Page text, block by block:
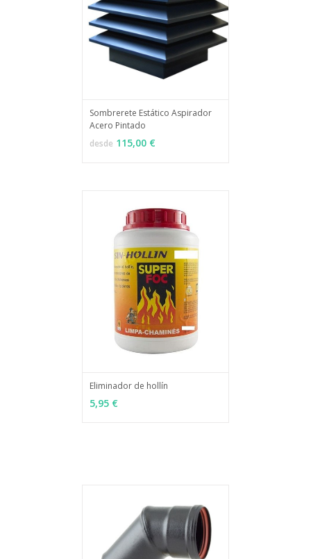
VER OPCIONES
Sombrerete Estático Aspirador
Acero Pintado
desde 115,00 €
AÑADIR
Eliminador de hollín
5,95 €